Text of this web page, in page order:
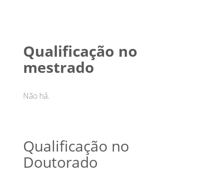
Qualificação no
mestrado
Não há.
Qualificação no
Doutorado